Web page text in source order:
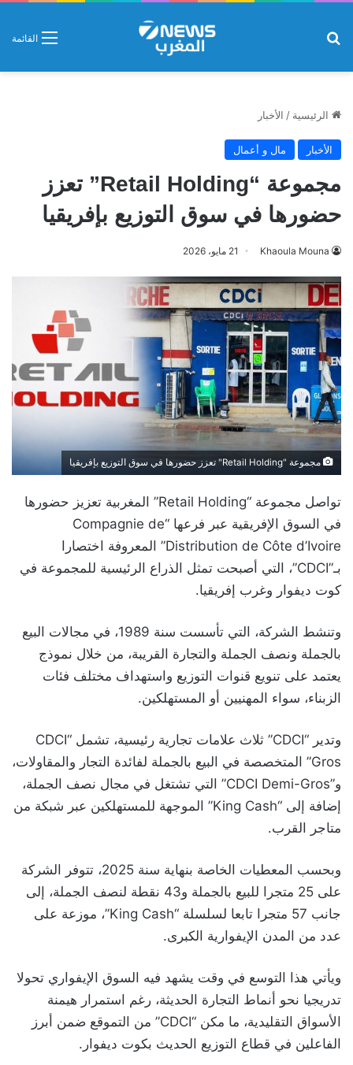
القائمة
الرئيسية / الأخبار
الأخبار مال و أعمال
مجموعة “Retail Holding” تعزز
حضورها في سوق التوزيع بإفريقيا
Khaoula Mouna 21 مايو، 2026
مجموعة "Retail Holding" تعزز حضورها في سوق التوزيع بإفريقيا
تواصل مجموعة “Retail Holding” المغربية تعزيز حضورها
في السوق الإفريقية عبر فرعها “Compagnie de
Distribution de Côte d’Ivoire” المعروفة اختصارا
بـ”CDCI”، التي أصبحت تمثل الذراع الرئيسية للمجموعة في
كوت ديفوار وغرب إفريقيا.
وتنشط الشركة، التي تأسست سنة 1989، في مجالات البيع
بالجملة ونصف الجملة والتجارة القريبة، من خلال نموذج
يعتمد على تنويع قنوات التوزيع واستهداف مختلف فئات
الزبناء، سواء المهنيين أو المستهلكين.
وتدير “CDCI” ثلاث علامات تجارية رئيسية، تشمل “CDCI
Gros” المتخصصة في البيع بالجملة لفائدة التجار والمقاولات،
و”CDCI Demi-Gros” التي تشتغل في مجال نصف الجملة،
إضافة إلى “King Cash” الموجهة للمستهلكين عبر شبكة من
متاجر القرب.
وبحسب المعطيات الخاصة بنهاية سنة 2025، تتوفر الشركة
على 25 متجرا للبيع بالجملة و43 نقطة لنصف الجملة، إلى
جانب 57 متجرا تابعا لسلسلة “King Cash”، موزعة على
عدد من المدن الإيفوارية الكبرى.
ويأتي هذا التوسع في وقت يشهد فيه السوق الإيفواري تحولا
تدريجيا نحو أنماط التجارة الحديثة، رغم استمرار هيمنة
الأسواق التقليدية، ما مكن “CDCI” من التموقع ضمن أبرز
الفاعلين في قطاع التوزيع الحديث بكوت ديفوار.